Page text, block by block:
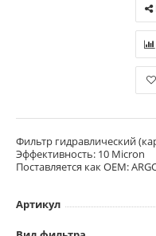
Фильтр гидравлический
Эффективность: 10 Micron
Поставляется как OEM:
Артикул